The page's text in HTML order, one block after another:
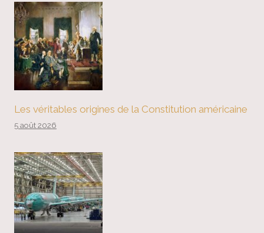
Les véritables origines de la Constitution américaine
5 août 2026